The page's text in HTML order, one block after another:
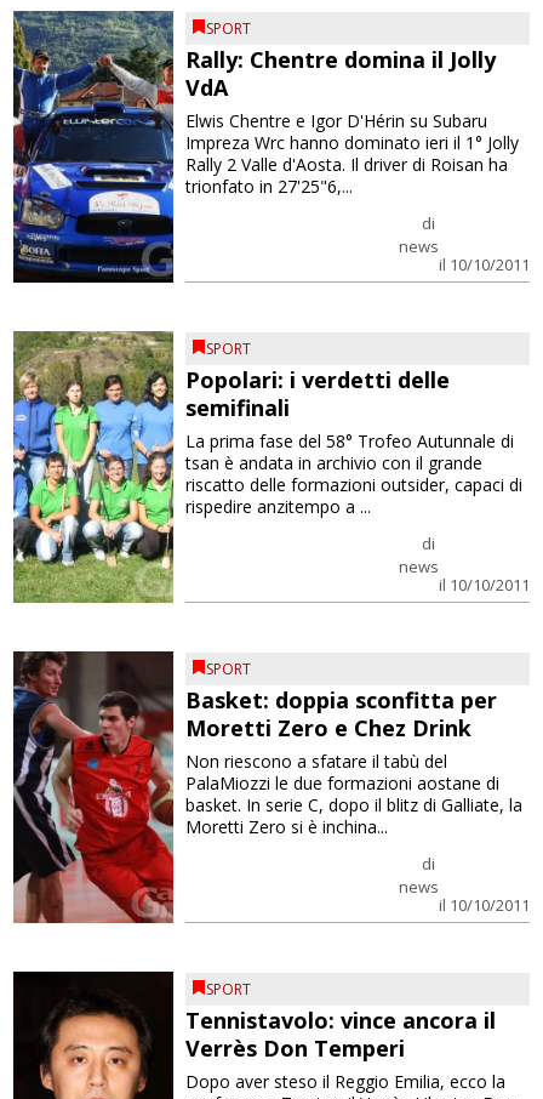
SPORT
Rally: Chentre domina il Jolly
VdA
di
news
il 10/10/2011
Elwis Chentre e Igor D'Hérin su Subaru
Impreza Wrc hanno dominato ieri il 1° Jolly
Rally 2 Valle d'Aosta. Il driver di Roisan ha
trionfato in 27'25"6,...
SPORT
Popolari: i verdetti delle
semifinali
di
news
il 10/10/2011
La prima fase del 58° Trofeo Autunnale di
tsan è andata in archivio con il grande
riscatto delle formazioni outsider, capaci di
rispedire anzitempo a ...
SPORT
Basket: doppia sconfitta per
Moretti Zero e Chez Drink
di
news
il 10/10/2011
Non riescono a sfatare il tabù del
PalaMiozzi le due formazioni aostane di
basket. In serie C, dopo il blitz di Galliate, la
Moretti Zero si è inchina...
SPORT
Tennistavolo: vince ancora il
Verrès Don Temperi
Dopo aver steso il Reggio Emilia, ecco la